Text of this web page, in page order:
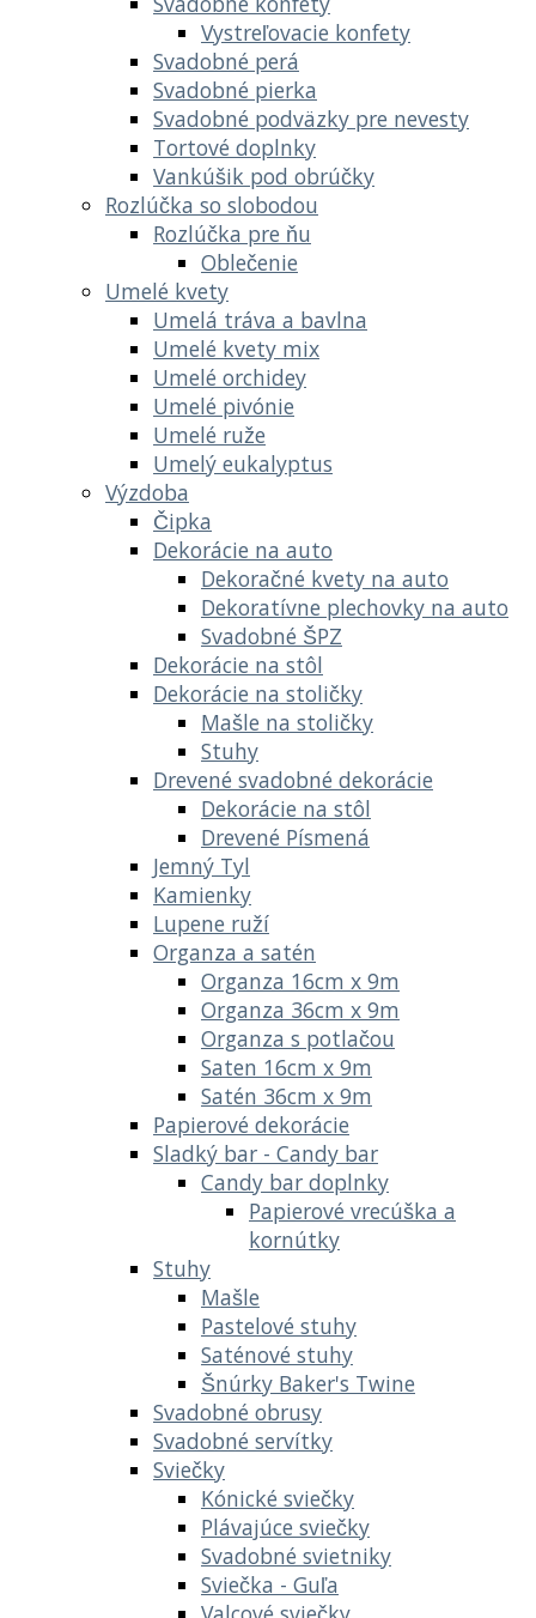
Vystreľovacie konfety
Svadobné perá
Svadobné pierka
Svadobné podväzky pre nevesty
Tortové doplnky
Vankúšik pod obrúčky
Rozlúčka so slobodou
Rozlúčka pre ňu
Oblečenie
Umelé kvety
Umelá tráva a bavlna
Umelé kvety mix
Umelé orchidey
Umelé pivónie
Umelé ruže
Umelý eukalyptus
Výzdoba
Čipka
Dekorácie na auto
Dekoračné kvety na auto
Dekoratívne plechovky na auto
Svadobné ŠPZ
Dekorácie na stôl
Dekorácie na stoličky
Mašle na stoličky
Stuhy
Drevené svadobné dekorácie
Dekorácie na stôl
Drevené Písmená
Jemný Tyl
Kamienky
Lupene ruží
Organza a satén
Organza 16cm x 9m
Organza 36cm x 9m
Organza s potlačou
Saten 16cm x 9m
Satén 36cm x 9m
Papierové dekorácie
Sladký bar - Candy bar
Candy bar doplnky
Papierové vrecúška a
kornútky
Stuhy
Mašle
Pastelové stuhy
Saténové stuhy
Šnúrky Baker's Twine
Svadobné obrusy
Svadobné servítky
Sviečky
Kónické sviečky
Plávajúce sviečky
Svadobné svietniky
Sviečka - Guľa